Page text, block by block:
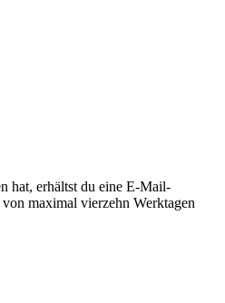
hat, erhältst du eine E-Mail-
maximal vierzehn Werktagen